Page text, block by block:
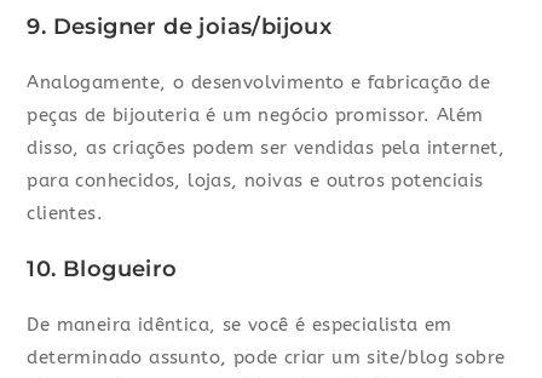
9. Designer de joias/bijoux
Analogamente, o desenvolvimento e fabricação de
peças de bijouteria é um negócio promissor. Além
disso, as criações podem ser vendidas pela internet,
para conhecidos, lojas, noivas e outros potenciais
clientes.
10. Blogueiro
De maneira idêntica, se você é especialista em
determinado assunto, pode criar um site/blog sobre